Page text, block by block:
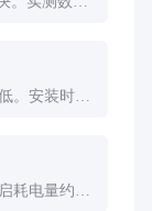
。安装时需
耗电量约